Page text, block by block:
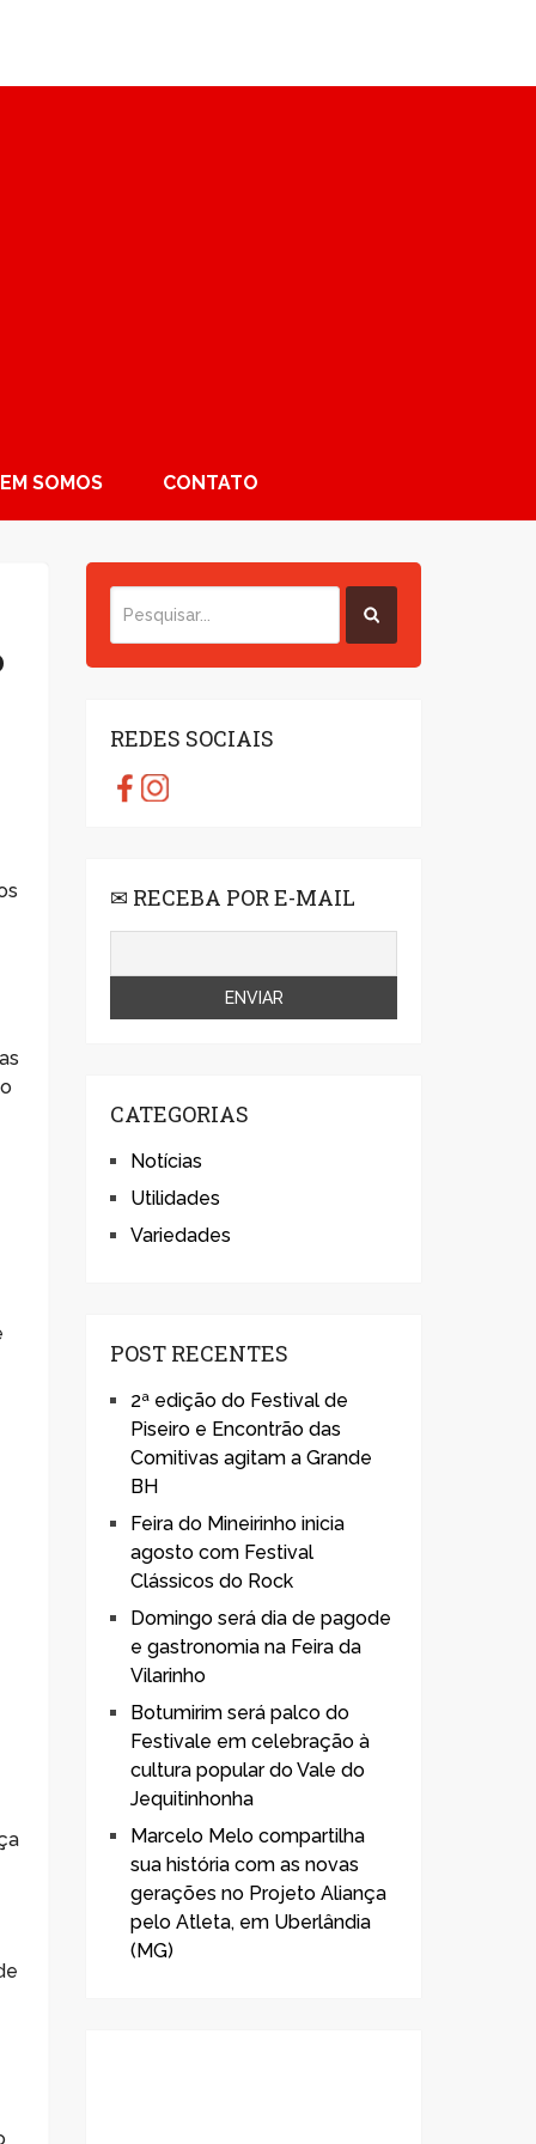
SOMOS CONTATO
REDES SOCIAIS
✉ RECEBA POR E-MAIL
CATEGORIAS
Notícias
Utilidades
Variedades
POST RECENTES
2ª edição do Festival de
Piseiro e Encontrão das
Comitivas agitam a Grande
BH
Feira do Mineirinho inicia
agosto com Festival
Clássicos do Rock
Domingo será dia de pagode
e gastronomia na Feira da
Vilarinho
Botumirim será palco do
Festivale em celebração à
cultura popular do Vale do
Jequitinhonha
Marcelo Melo compartilha
sua história com as novas
gerações no Projeto Aliança
pelo Atleta, em Uberlândia
(MG)